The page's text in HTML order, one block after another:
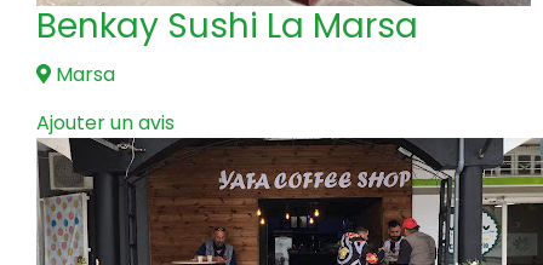
Benkay Sushi La Marsa
Marsa
Ajouter un avis